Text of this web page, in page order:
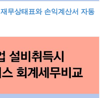
무상태표와 손익계산서 자동